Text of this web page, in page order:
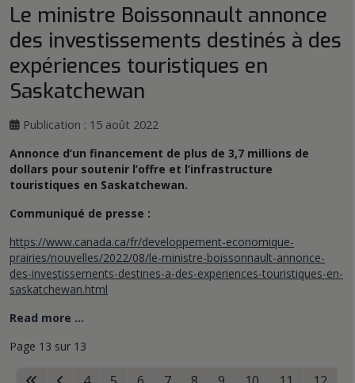
Le ministre Boissonnault annonce
des investissements destinés à des
expériences touristiques en
Saskatchewan
Publication : 15 août 2022
Annonce d’un financement de plus de 3,7 millions de
dollars pour soutenir l’offre et l’infrastructure
touristiques en Saskatchewan.
Communiqué de presse :
https://www.canada.ca/fr/developpement-economique-
prairies/nouvelles/2022/08/le-ministre-boissonnault-annonce-
des-investissements-destines-a-des-experiences-touristiques-en-
saskatchewan.html
Read more …
Page 13 sur 13